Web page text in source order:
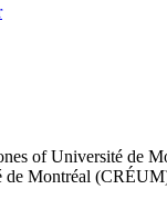
of Université de
Montréal